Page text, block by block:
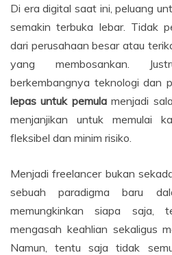
Di era digital saat ini, peluang
semakin terbuka lebar. Tidak
dari perusahaan besar atau
yang membosankan.
berkembangnya teknologi dan
lepas untuk pemulamenjadi
menjanjikan untuk memulai
fleksibel dan minim risiko.
Menjadi freelancer bukan
sebuah paradigma baru
memungkinkan siapa saja,
mengasah keahlian sekaligus
Namun, tentu saja tidak